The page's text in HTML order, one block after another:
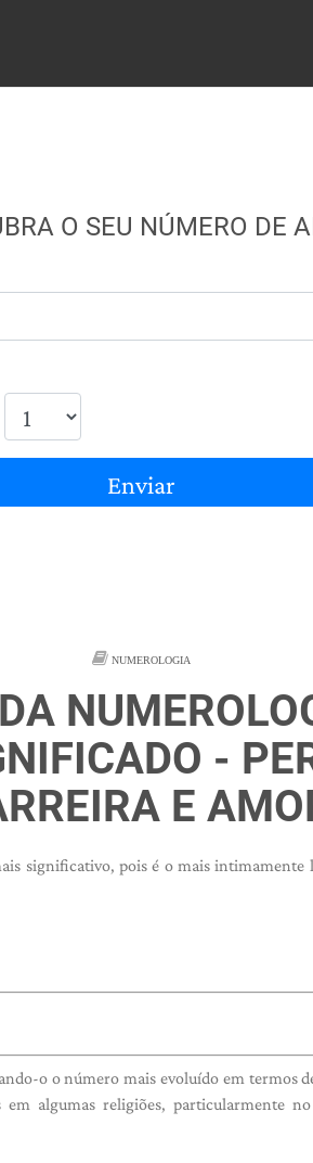
O SEU NÚMERO DE
Enviar
NUMEROLOGIA
-
E
significativo, pois é o mais
o o número mais evoluído em termos
algumas religiões, particularmente